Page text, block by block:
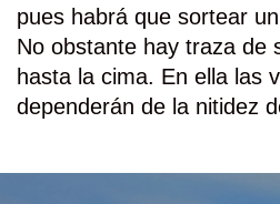
pues habrá que sortear
No obstante hay traza de
hasta la cima. En ella las
dependerán de la nitidez